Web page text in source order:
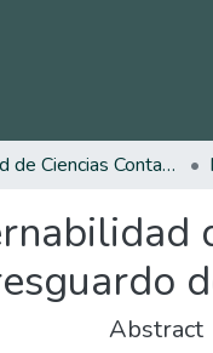
Facultad de Ciencias Contables Económicas y Administrativas
Abstract